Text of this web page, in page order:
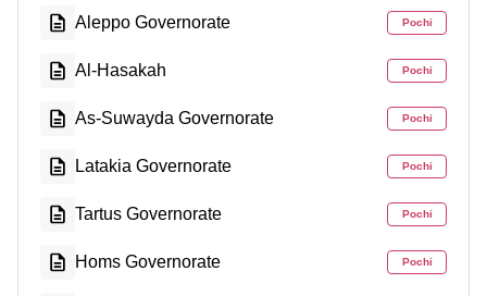
Aleppo Governorate Pochi
Al-Hasakah Pochi
As-Suwayda Governorate Pochi
Latakia Governorate Pochi
Tartus Governorate Pochi
Homs Governorate Pochi